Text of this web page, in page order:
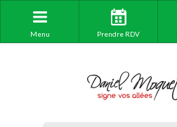
Menu Prendre RDV